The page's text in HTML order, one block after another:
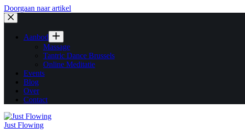
Doorgaan naar artikel
Aanbod
Massage
Tantric Dance Brussels
Online Meditatie
Events
Blog
Over
Contact
Just Flowing